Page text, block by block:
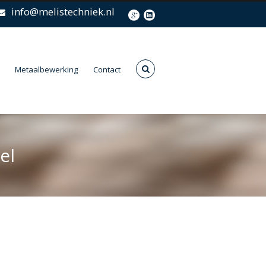
info@melistechniek.nl
Metaalbewerking Contact